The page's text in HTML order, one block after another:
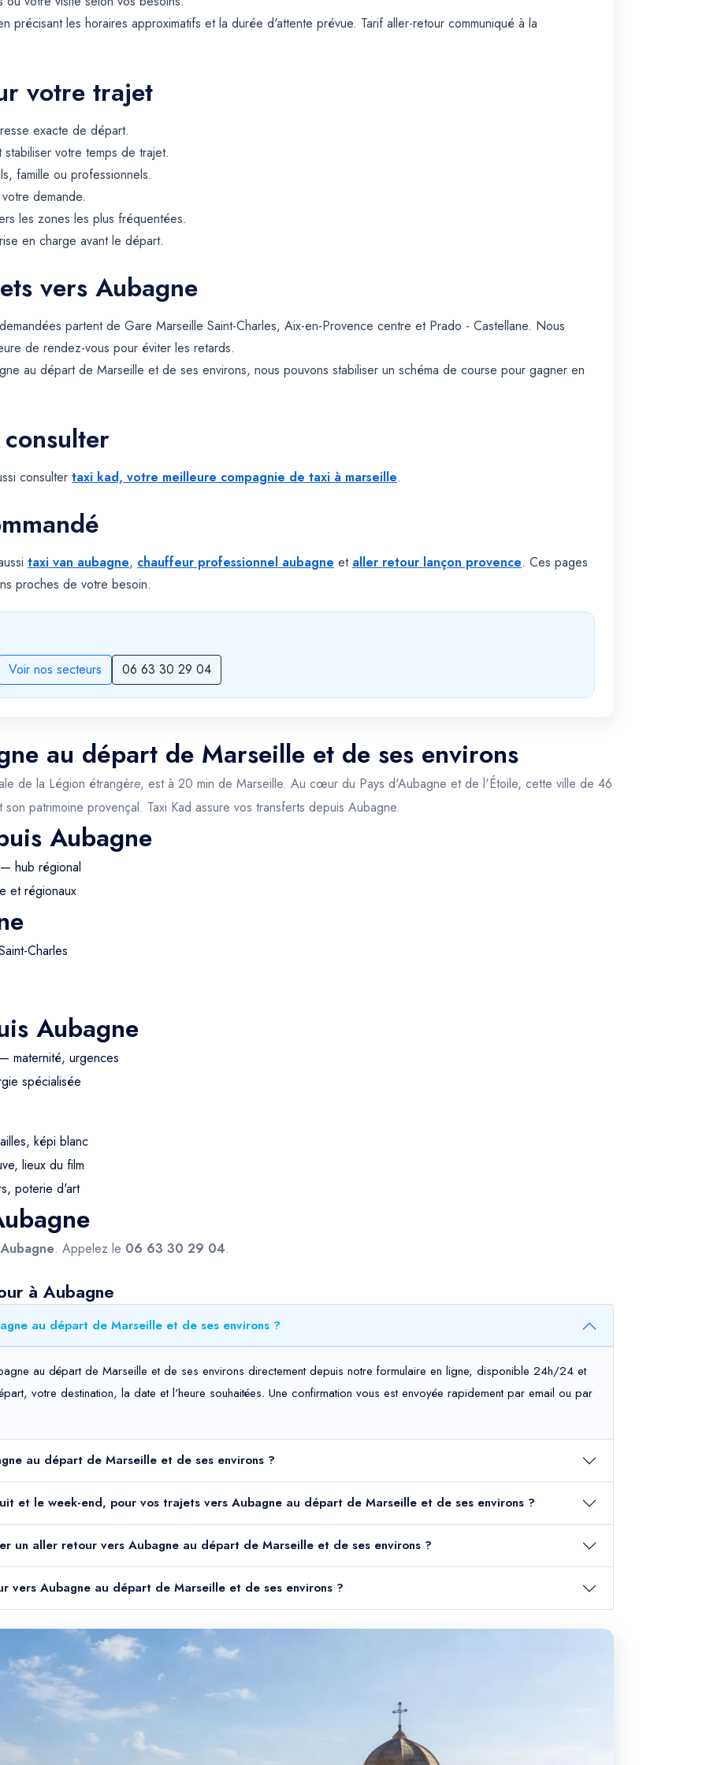
précisant les horaires approximatifs et la durée d'attente prévue. Tarif aller-retour communiqué à la
votre trajet
exacte de départ.
votre temps de trajet.
famille ou professionnels.
demande.
les zones les plus fréquentées.
en charge avant le départ.
vers Aubagne
partent de Gare Marseille Saint-Charles, Aix-en-Provence centre et Prado - Castellane. Nous
de rendez-vous pour éviter les retards.
au départ de Marseille et de ses environs, nous pouvons stabiliser un schéma de course pour gagner en
consulter taxi kad, votre meilleure compagnie de taxi à marseille.
taxi van aubagne, chauffeur professionnel aubagne et aller retour lançon provence. Ces pages
proches de votre besoin.
Voir nos secteurs 06 63 30 29 04
au départ de Marseille et de ses environs
de la Légion étrangère, est à 20 min de Marseille. Au cœur du Pays d'Aubagne et de l'Étoile, cette ville de 46
patrimoine provençal. Taxi Kad assure vos transferts depuis Aubagne.
Aubagne
hub régional
et régionaux
Charles
Aubagne
maternité, urgences
spécialisée
képi blanc
lieux du film
poterie d'art
Aubagne. Appelez le 06 63 30 29 04.
à Aubagne
au départ de Marseille et de ses environs ?
au départ de Marseille et de ses environs directement depuis notre formulaire en ligne, disponible 24h/24 et
votre destination, la date et l'heure souhaitées. Une confirmation vous est envoyée rapidement par email ou par
au départ de Marseille et de ses environs ?
et le week-end, pour vos trajets vers Aubagne au départ de Marseille et de ses environs ?
un aller retour vers Aubagne au départ de Marseille et de ses environs ?
vers Aubagne au départ de Marseille et de ses environs ?